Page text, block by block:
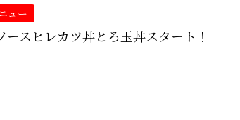
ュー
スヒレカツ丼とろ玉丼スタート！